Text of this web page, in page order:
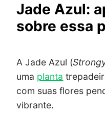
Jade Azul:
sobre essa
A Jade Azul (
uma planta
com suas flores
vibrante.